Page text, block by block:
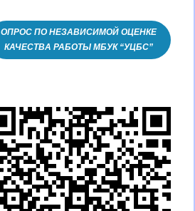
ОПРОС ПО НЕЗАВИСИМОЙ ОЦЕНКЕ
КАЧЕСТВА РАБОТЫ МБУК “УЦБС”